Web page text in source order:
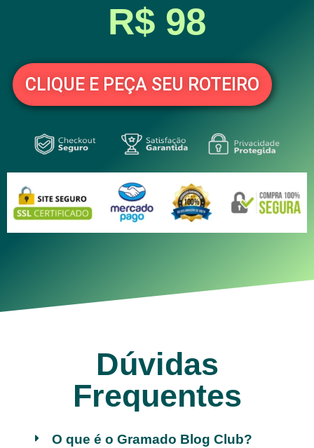
R$ 98
CLIQUE E PEÇA SEU ROTEIRO
Dúvidas
Frequentes
O que é o Gramado Blog Club?